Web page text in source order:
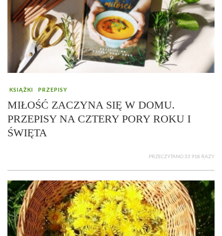
KSIĄŻKI PRZEPISY
MIŁOŚĆ ZACZYNA SIĘ W DOMU.
PRZEPISY NA CZTERY PORY ROKU I
ŚWIĘTA
PRZECZYTANO 33 918 RAZY